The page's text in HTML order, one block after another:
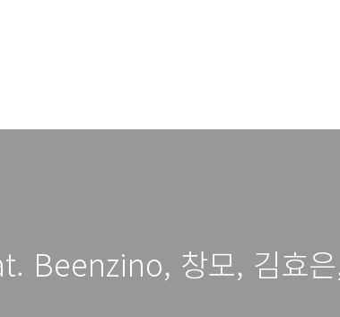
Beenzino, 창모, 김효